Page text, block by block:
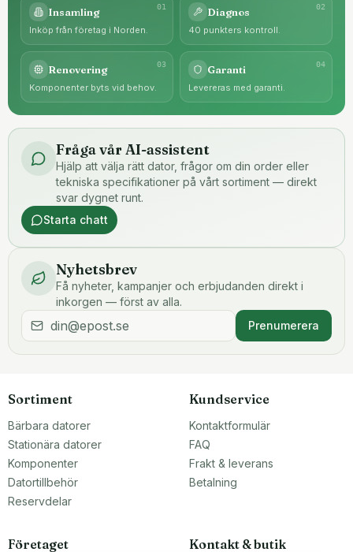
01
Insamling
Inköp från företag i Norden.
02
Diagnos
40 punkters kontroll.
03
Renovering
Komponenter byts vid behov.
04
Garanti
Levereras med garanti.
Fråga vår AI-assistent
Hjälp att välja rätt dator, frågor om din order eller
tekniska specifikationer på vårt sortiment — direkt
svar dygnet runt.
Starta chatt
Nyhetsbrev
Få nyheter, kampanjer och erbjudanden direkt i
inkorgen — först av alla.
Prenumerera
Sortiment
Bärbara datorer
Stationära datorer
Komponenter
Datortillbehör
Reservdelar
Kundservice
Kontaktformulär
FAQ
Frakt & leverans
Betalning
Företaget Kontakt & butik